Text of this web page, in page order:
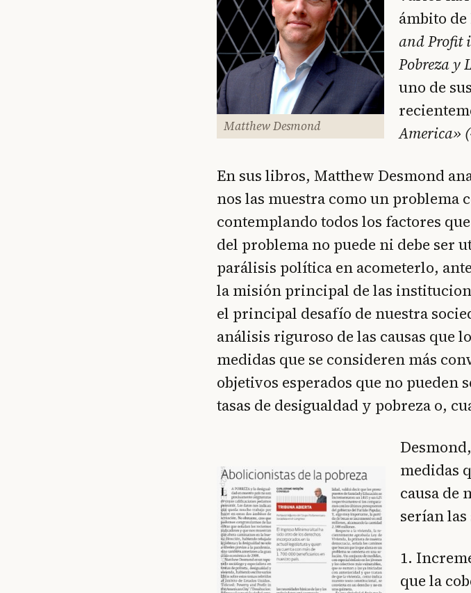
Matthew Desmond
ámbito de
and Profit
Pobreza y
uno de
America»
En sus libros, Matthew Desmond
nos las muestra como un problema
contemplando todos los factores
del problema no puede ni debe ser
parálisis política en acometerlo,
la misión principal de las
el principal desafío de nuestra
análisis riguroso de las causas que
medidas que se consideren más
objetivos esperados que no pueden
tasas de desigualdad y pobreza o,
medidas
causa de
serían
1.
que la